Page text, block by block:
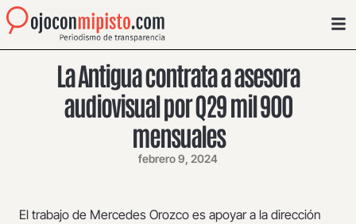
La Antigua contrata a asesora
audiovisual por Q29 mil 900
mensuales
febrero 9, 2024
El trabajo de Mercedes Orozco es apoyar a la dirección